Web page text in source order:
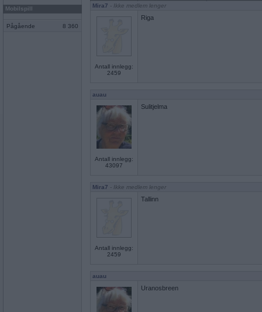
Mobilspill
Pågående 8 360
Mira7 - Ikke medlem lenger
Antall innlegg:
2459
Riga
auau
Antall innlegg:
43097
Sulitjelma
Mira7 - Ikke medlem lenger
Antall innlegg:
2459
Tallinn
auau
Uranosbreen